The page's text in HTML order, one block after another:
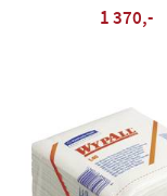
1 370,-